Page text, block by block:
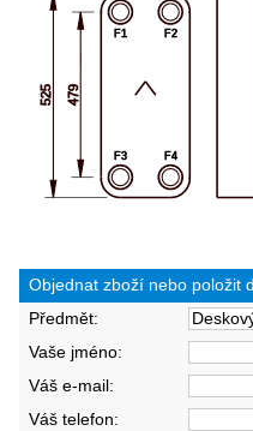
Objednat zboží nebo položit
Předmět:
Vaše jméno:
Váš e-mail:
Váš telefon: